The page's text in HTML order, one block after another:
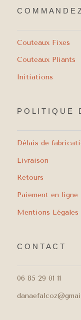
C O M M A N D E
Couteaux Fixes
Couteaux Pliants
Initiations
P O L I T I Q U E
Délais de
Livraison
Retours
Paiement en ligne
Mentions Légales
C O N T A C T
06 85 29 01 11